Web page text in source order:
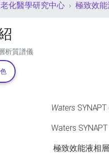
化醫學研究中心 極致效
析質譜儀
Waters SYNAPT
Waters
極致效能液相